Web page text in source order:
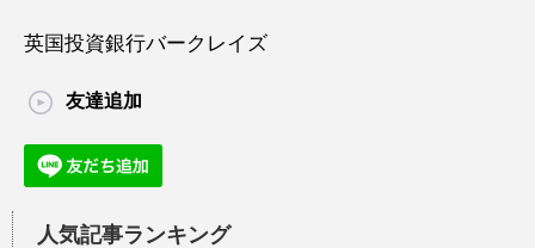
英国投資銀行バークレイズ
友達追加
人気記事ランキング